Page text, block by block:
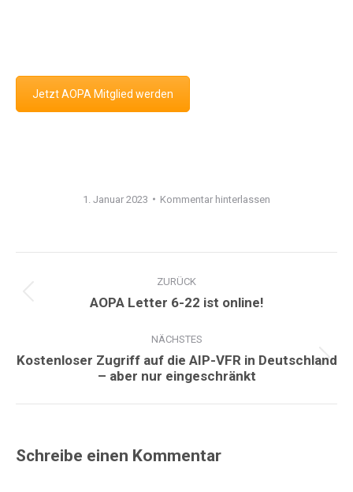
Jetzt AOPA Mitglied werden
1. Januar 2023 Kommentar hinterlassen
Kommentarnavigation
ZURÜCK
Vorheriger
AOPA Letter 6-22 ist online!
NÄCHSTES
Nächster
Beitrag:
Kostenloser Zugriff auf die AIP-VFR in Deutschland
– aber nur eingeschränkt
Schreibe einen Kommentar